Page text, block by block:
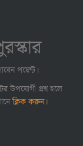
পয়েন্ট।
উপযোগী প্রশ্ন হলে
ক্লিক করুন।